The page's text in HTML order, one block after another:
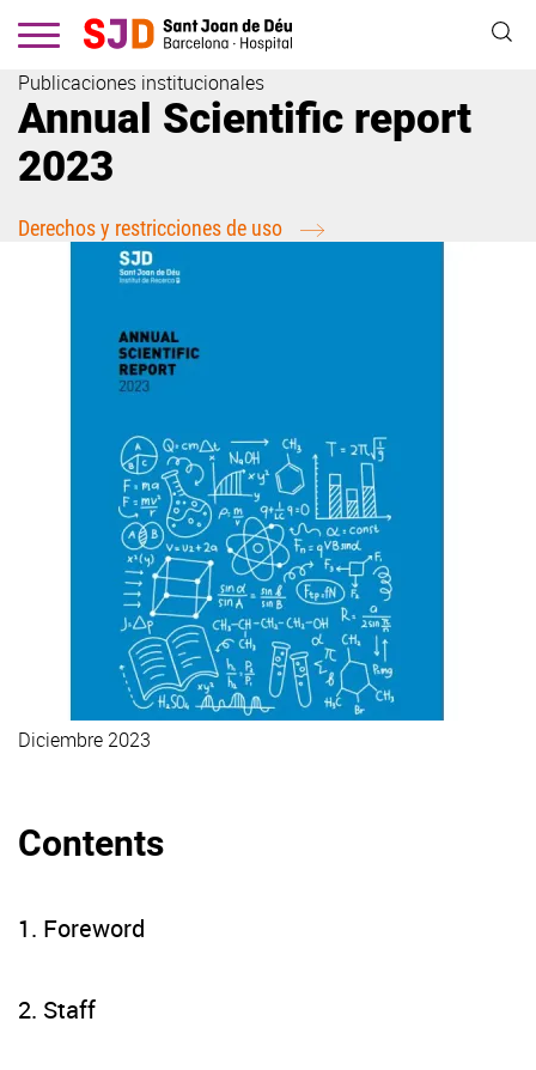
principal
Publicaciones institucionales
Annual Scientific report
2023
Derechos y restricciones de uso
Diciembre 2023
Contents
1. Foreword
2. Staff